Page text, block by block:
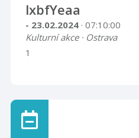
lxbfYeaa
- 23.02.2024 · 07:10:00
Kulturní akce · Ostrava
1